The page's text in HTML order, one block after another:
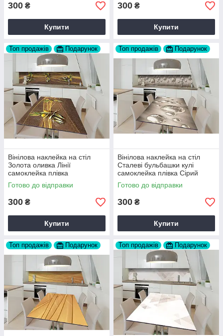
300 ₴
Купити
300 ₴
Купити
Топ продажів Подарунок
Вінілова наклейка на стіл
Золота оливка Лінії
самоклейка плівка
Коричневий 60х120 см Happy
Pocket Z183742
Готово до відправки
300 ₴
Купити
Топ продажів Подарунок
Вінілова наклейка на стіл
Сталеві бульбашки кулі
самоклейка плівка Сірий
60х120 см Happy Pocket
Z182351
Готово до відправки
300 ₴
Купити
Топ продажів Подарунок Топ продажів Подарунок